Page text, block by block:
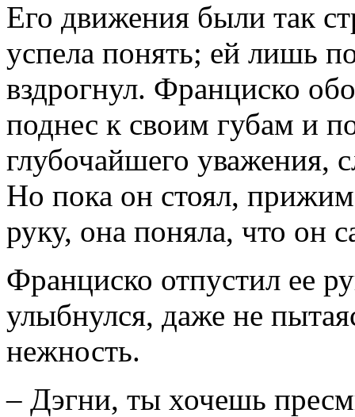
Его движения были так
успела понять; ей лишь
вздрогнул. Франциско
поднес к своим губам и
глубочайшего уважения,
Но пока он стоял,
руку, она поняла, что он
Франциско отпустил ее
улыбнулся, даже не
нежность.
– Дэгни, ты хочешь